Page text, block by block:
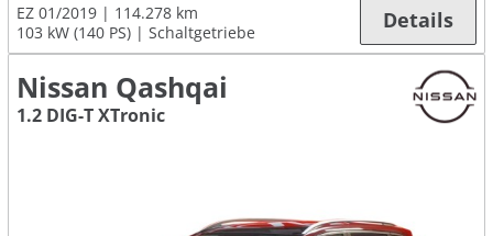
EZ 01/2019
114.278 km
103 kW (140 PS)
Schaltgetriebe Details
Nissan Qashqai
1.2 DIG-T XTronic